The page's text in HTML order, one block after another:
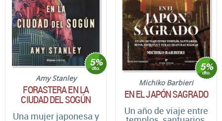
Amy Stanley
FORASTERA EN LA
CIUDAD DEL SOGÚN
Una mujer japonesa y
Michiko Barbieri
EN EL JAPÓN SAGRADO
Un año de viaje entre